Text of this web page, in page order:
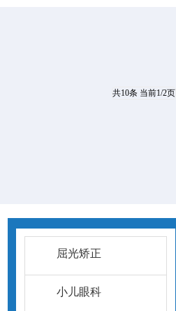
共10条 当前1/2页
屈光矫正
小儿眼科